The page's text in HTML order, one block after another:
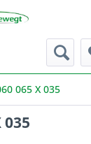
065 X 035
035